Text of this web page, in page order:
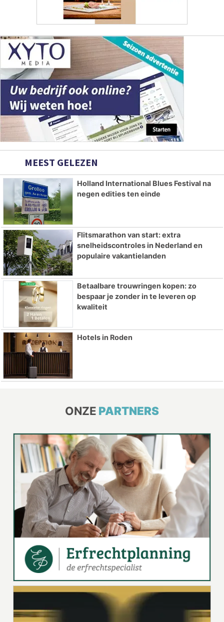
MEEST GELEZEN
Holland International Blues Festival na
negen edities ten einde
Flitsmarathon van start: extra
snelheidscontroles in Nederland en
populaire vakantielanden
Betaalbare trouwringen kopen: zo
bespaar je zonder in te leveren op
kwaliteit
Hotels in Roden
ONZE PARTNERS